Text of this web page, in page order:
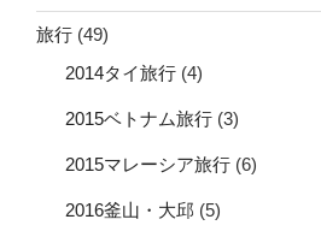
旅行 (49)
2014タイ旅行 (4)
2015ベトナム旅行 (3)
2015マレーシア旅行 (6)
2016釜山・大邱 (5)